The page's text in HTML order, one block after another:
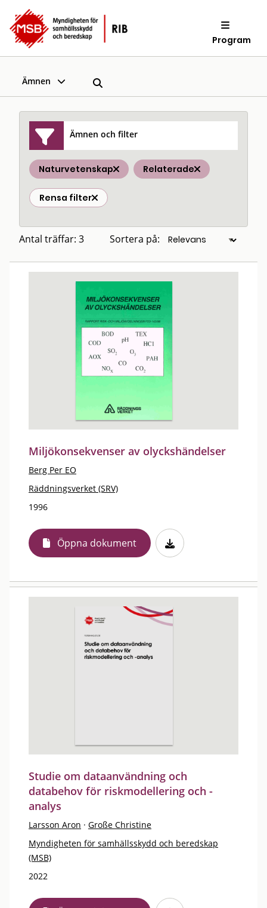
Program
Ämnen
Ämnen och filter
Naturvetenskap Relaterade
Rensa filter
Antal träffar: 3 Sortera på:
Miljökonsekvenser av olyckshändelser
Berg Per EO
Räddningsverket (SRV)
1996
Öppna dokument
Studie om dataanvändning och
databehov för riskmodellering och -
analys
Larsson Aron · Große Christine
Myndigheten för samhällsskydd och beredskap
(MSB)
2022